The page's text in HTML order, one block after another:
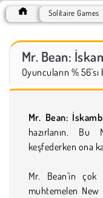
Solitaire Games
Mr. Bean:
Oyuncuların %
Mr. Bean:
hazırlanın. Bu
keşfederken ona
Mr. Bean'in çok
muhtemelen New